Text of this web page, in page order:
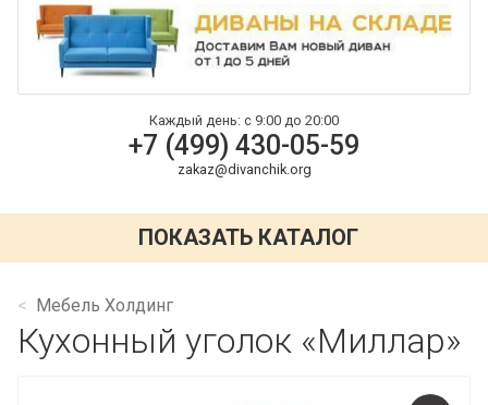
Оплата и доставка
Контакты
Каждый день: с 9:00 до 20:00
+7 (499) 430-05-59
zakaz@divanchik.org
ПОКАЗАТЬ КАТАЛОГ
Мебель Холдинг
Кухонный уголок «Миллар»